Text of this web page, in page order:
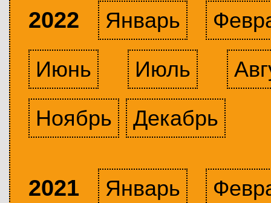
2022 Январь
Июнь
Июль
Ноябрь
Декабрь
2021 Январь